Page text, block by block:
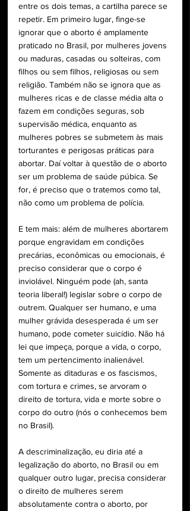
entre os dois temas, a cartilha parece se
repetir. Em primeiro lugar, finge-se
ignorar que o aborto é amplamente
praticado no Brasil, por mulheres jovens
ou maduras, casadas ou solteiras, com
filhos ou sem filhos, religiosas ou sem
religião. Também não se ignora que as
mulheres ricas e de classe média alta o
fazem em condições seguras, sob
supervisão médica, enquanto as
mulheres pobres se submetem às mais
torturantes e perigosas práticas para
abortar. Daí voltar à questão de o aborto
ser um problema de saúde púbica. Se
for, é preciso que o tratemos como tal,
não como um problema de polícia.
E tem mais: além de mulheres abortarem
porque engravidam em condições
precárias, econômicas ou emocionais, é
preciso considerar que o corpo é
inviolável. Ninguém pode (ah, santa
teoria liberal!) legislar sobre o corpo de
outrem. Qualquer ser humano, e uma
mulher grávida desesperada é um ser
humano, pode cometer suicídio. Não há
lei que impeça, porque a vida, o corpo,
tem um pertencimento inalienável.
Somente as ditaduras e os fascismos,
com tortura e crimes, se arvoram o
direito de tortura, vida e morte sobre o
corpo do outro (nós o conhecemos bem
no Brasil).
A descriminalização, eu diria até a
legalização do aborto, no Brasil ou em
qualquer outro lugar, precisa considerar
o direito de mulheres serem
absolutamente contra o aborto, por